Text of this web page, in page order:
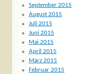
September 2015
August 2015
Juli 2015
Juni 2015
Mai 2015
April 2015
März 2015
Februar 2015